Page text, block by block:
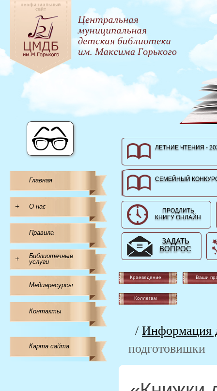
Главная
+ О нас
Правила
+
Библиотечные
услуги
Медиаресурсы
Контакты
Карта сайта
ЛЕТНИЕ ЧТЕНИЯ -
СЕМЕЙНЫЙ
ПРОДЛИТЬ
КНИГУ ОНЛАЙН
ЗАДАТЬ
ВОПРОС
Краеведение Ваши
Коллегам
/ Информация
подготовишки